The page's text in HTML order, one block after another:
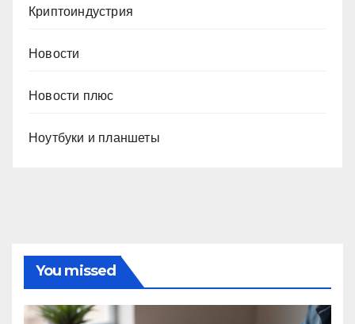
Криптоиндустрия
Новости
Новости плюс
Ноутбуки и планшеты
You missed